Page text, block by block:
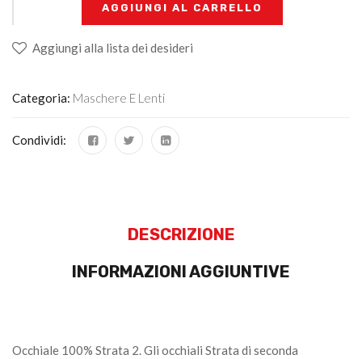
AGGIUNGI AL CARRELLO
Aggiungi alla lista dei desideri
Categoria: Maschere E Lenti
Condividi:
DESCRIZIONE
INFORMAZIONI AGGIUNTIVE
Occhiale 100% Strata 2. Gli occhiali Strata di seconda